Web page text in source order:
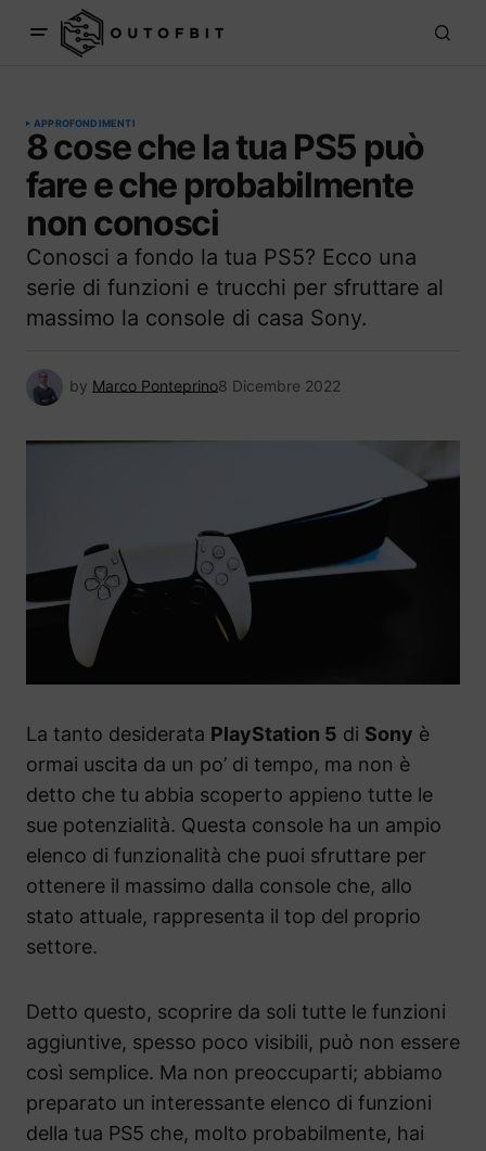
APPROFONDIMENTI
8 cose che la tua PS5 può
fare e che probabilmente
non conosci
Conosci a fondo la tua PS5? Ecco una
serie di funzioni e trucchi per sfruttare al
massimo la console di casa Sony.
by Marco Ponteprino8 Dicembre 2022
La tanto desiderata PlayStation 5 di Sony è
ormai uscita da un po’ di tempo, ma non è
detto che tu abbia scoperto appieno tutte le
sue potenzialità. Questa console ha un ampio
elenco di funzionalità che puoi sfruttare per
ottenere il massimo dalla console che, allo
stato attuale, rappresenta il top del proprio
settore.
Detto questo, scoprire da soli tutte le funzioni
aggiuntive, spesso poco visibili, può non essere
così semplice. Ma non preoccuparti; abbiamo
preparato un interessante elenco di funzioni
della tua PS5 che, molto probabilmente, hai